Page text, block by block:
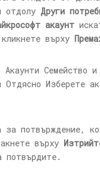
отдолу Други
акаунт
върху
за потвърждение,
върху
потвърдите.